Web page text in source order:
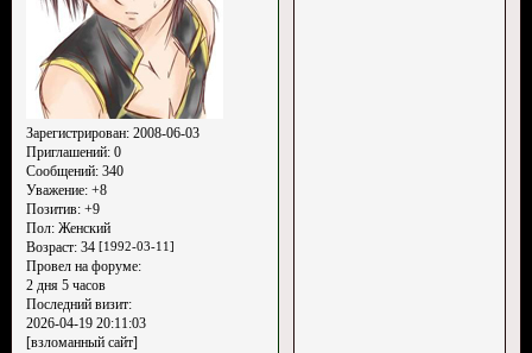
Зарегистрирован: 2008-06-03
Приглашений:0
Сообщений:340
Уважение: +8
Позитив: +9
Пол:Женский
Возраст:34 [1992-03-11]
Провел на форуме:
2 дня 5 часов
Последний визит:
2026-04-19 20:11:03
[взломанный сайт]